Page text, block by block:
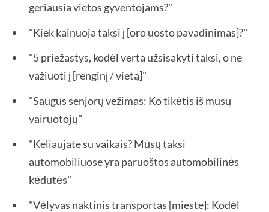
geriausia vietos gyventojams?"
"Kiek kainuoja taksi į [oro uosto pavadinimas]?"
"5 priežastys, kodėl verta užsisakyti taksi, o ne
važiuoti į [renginį / vietą]"
"Saugus senjorų vežimas: Ko tikėtis iš mūsų
vairuotojų"
"Keliaujate su vaikais? Mūsų taksi
automobiliuose yra paruoštos automobilinės
kėdutės"
"Vėlyvas naktinis transportas [mieste]: Kodėl